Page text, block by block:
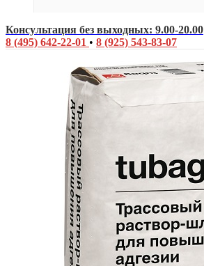
Консультация без выходных: 9.00-20.00
8 (495) 642-22-01 • 8 (925) 543-83-07